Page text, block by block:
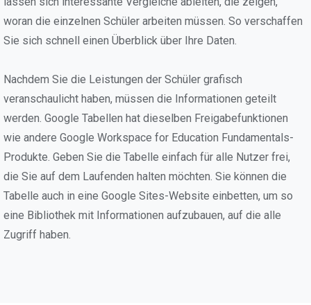
woran die einzelnen Schüler arbeiten müssen. So verschaffen
Sie sich schnell einen Überblick über Ihre Daten.
Nachdem Sie die Leistungen der Schüler grafisch
veranschaulicht haben, müssen die Informationen geteilt
werden. Google Tabellen hat dieselben Freigabefunktionen
wie andere Google Workspace for Education Fundamentals-
Produkte. Geben Sie die Tabelle einfach für alle Nutzer frei,
die Sie auf dem Laufenden halten möchten. Sie können die
Tabelle auch in eine Google Sites-Website einbetten, um so
eine Bibliothek mit Informationen aufzubauen, auf die alle
Zugriff haben.